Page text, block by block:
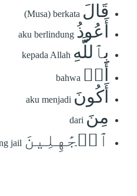
قَالَ (Musa) berkata
أَعُوذُ aku berlindung
بِٱللَّهِ kepada Allah
أَنۡ bahwa
أَكُونَ aku menjadi
مِنَ dari
ٱلۡجَٰهِلِينَ jail